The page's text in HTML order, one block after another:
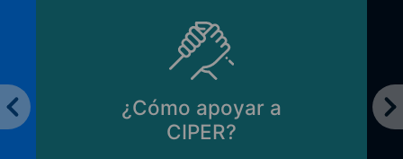
¿Cómo apoyar a
CIPER?